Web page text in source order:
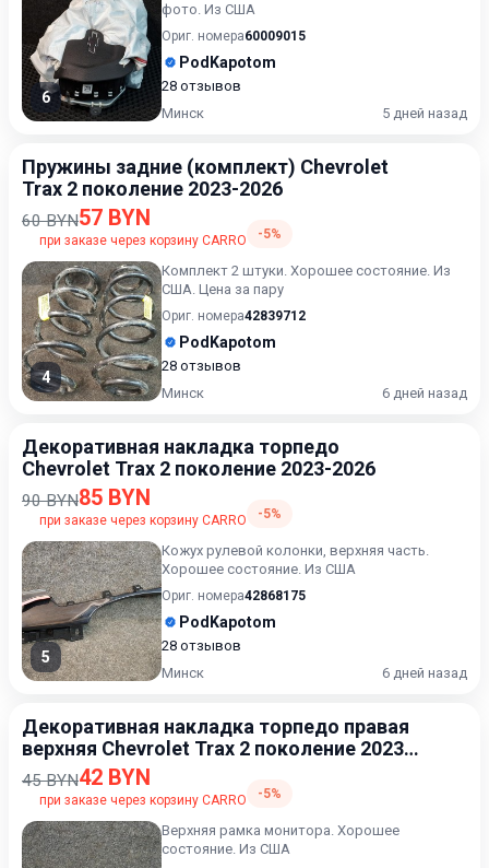
6
фото. Из США
Ориг. номера60009015
PodKapotom
28 отзывов
Минск
5 дней назад
Пружины задние (комплект) Chevrolet
Trax 2 поколение 2023-2026
60 BYN57 BYN
при заказе через корзину CARRO -5%
4
Комплект 2 штуки. Хорошее состояние. Из
США. Цена за пару
Ориг. номера42839712
PodKapotom
28 отзывов
Минск
6 дней назад
Декоративная накладка торпедо
Chevrolet Trax 2 поколение 2023-2026
90 BYN85 BYN
при заказе через корзину CARRO -5%
5
Кожух рулевой колонки, верхняя часть.
Хорошее состояние. Из США
Ориг. номера42868175
PodKapotom
28 отзывов
Минск
6 дней назад
Декоративная накладка торпедо правая
верхняя Chevrolet Trax 2 поколение 2023-
2026
45 BYN42 BYN
при заказе через корзину CARRO -5%
Верхняя рамка монитора. Хорошее
состояние. Из США